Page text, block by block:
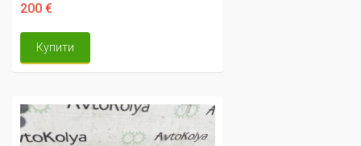
200 €
Купити